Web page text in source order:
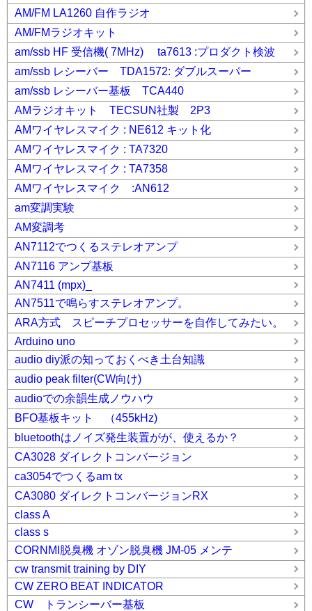
AM/FM LA1260 自作ラジオ
AM/FMラジオキット
am/ssb HF 受信機( 7MHz) ta7613 :プロダクト検波
am/ssb レシーバー TDA1572: ダブルスーパー
am/ssb レシーバー基板 TCA440
AMラジオキット TECSUN社製 2P3
AMワイヤレスマイク : NE612 キット化
AMワイヤレスマイク : TA7320
AMワイヤレスマイク : TA7358
AMワイヤレスマイク :AN612
am変調実験
AM変調考
AN7112でつくるステレオアンプ
AN7116 アンプ基板
AN7411 (mpx)_
AN7511で鳴らすステレオアンプ。
ARA方式 スピーチプロセッサーを自作してみたい。
Arduino uno
audio diy派の知っておくべき土台知識
audio peak filter(CW向け)
audioでの余韻生成ノウハウ
BFO基板キット （455kHz)
bluetoothはノイズ発生装置がが、使えるか？
CA3028 ダイレクトコンバージョン
ca3054でつくるam tx
CA3080 ダイレクトコンバージョンRX
class A
class s
CORNMI脱臭機 オゾン脱臭機 JM-05 メンテ
cw transmit training by DIY
CW ZERO BEAT INDICATOR
CW トランシーバー基板